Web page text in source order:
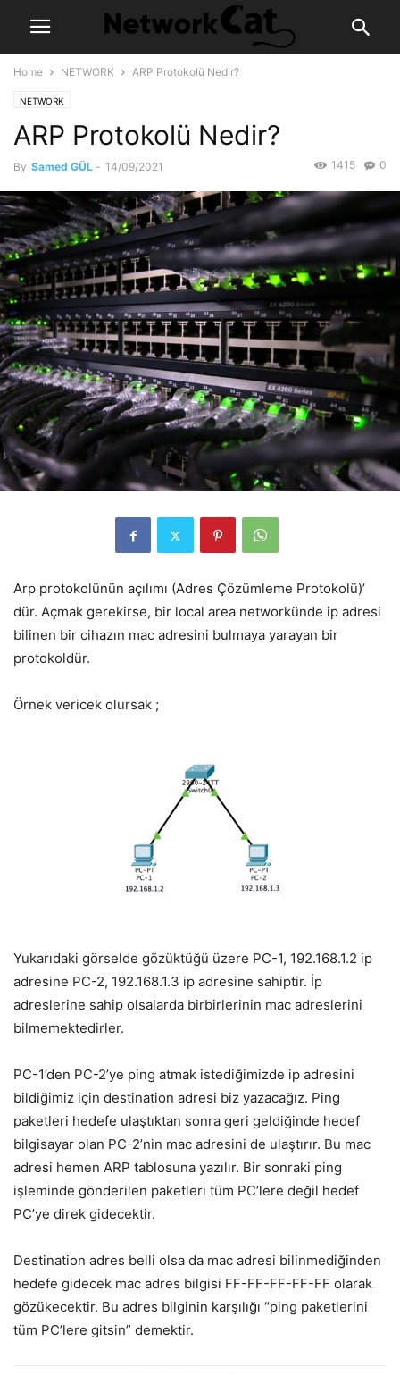
Home NETWORK ARP Protokolü Nedir?
NETWORK
ARP Protokolü Nedir?
By Samed GÜL - 14/09/2021 0
1415
Arp protokolünün açılımı (Adres Çözümleme Protokolü)’
dür. Açmak gerekirse, bir local area networkünde ip adresi
bilinen bir cihazın mac adresini bulmaya yarayan bir
protokoldür.
Örnek vericek olursak ;
Yukarıdaki görselde gözüktüğü üzere PC-1, 192.168.1.2 ip
adresine PC-2, 192.168.1.3 ip adresine sahiptir. İp
adreslerine sahip olsalarda birbirlerinin mac adreslerini
bilmemektedirler.
PC-1’den PC-2’ye ping atmak istediğimizde ip adresini
bildiğimiz için destination adresi biz yazacağız. Ping
paketleri hedefe ulaştıktan sonra geri geldiğinde hedef
bilgisayar olan PC-2’nin mac adresini de ulaştırır. Bu mac
adresi hemen ARP tablosuna yazılır. Bir sonraki ping
işleminde gönderilen paketleri tüm PC’lere değil hedef
PC’ye direk gidecektir.
Destination adres belli olsa da mac adresi bilinmediğinden
hedefe gidecek mac adres bilgisi FF-FF-FF-FF-FF olarak
gözükecektir. Bu adres bilginin karşılığı “ping paketlerini
tüm PC’lere gitsin” demektir.